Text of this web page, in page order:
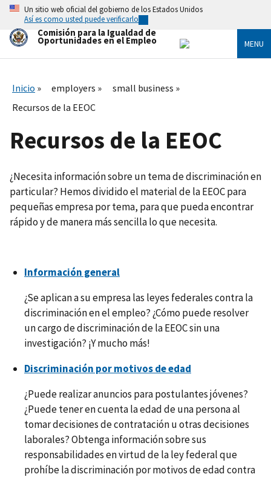
Skip
main
content
Un sitio web oficial del gobierno de los Estados Unidos
Así es como usted puede verificarlo
Comisión para la Igualdad de
Oportunidades en el Empleo MENU
Inicio employers
small business
Recursos de la EEOC
Recursos de la EEOC
¿Necesita información sobre un tema de discriminación en
particular? Hemos dividido el material de la EEOC para
pequeñas empresa por tema, para que pueda encontrar
rápido y de manera más sencilla lo que necesita.
Información general
¿Se aplican a su empresa las leyes federales contra la
discriminación en el empleo? ¿Cómo puede resolver
un cargo de discriminación de la EEOC sin una
investigación? ¡Y mucho más!
Discriminación por motivos de edad
¿Puede realizar anuncios para postulantes jóvenes?
¿Puede tener en cuenta la edad de una persona al
tomar decisiones de contratación u otras decisiones
laborales? Obtenga información sobre sus
responsabilidades en virtud de la ley federal que
prohíbe la discriminación por motivos de edad contra